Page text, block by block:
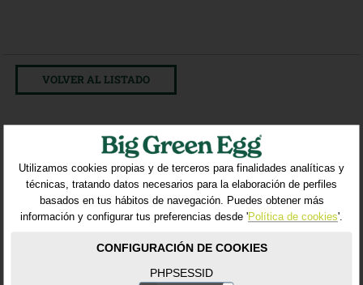
VOLVER AL LISTADO
Productos relacionados
Utilizamos cookies propias y de terceros para finalidades analíticas y
técnicas, tratando datos necesarios para la elaboración de perfiles
basados en tus hábitos de navegación. Puedes obtener más
información y configurar tus preferencias desde 'Política de cookies'.
CONFIGURACIÓN DE COOKIES
PHPSESSID